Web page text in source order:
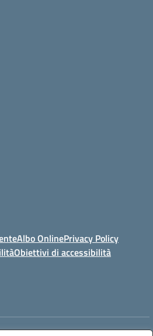
Albo OnlinePrivacy Policy
Obiettivi di accessibilità